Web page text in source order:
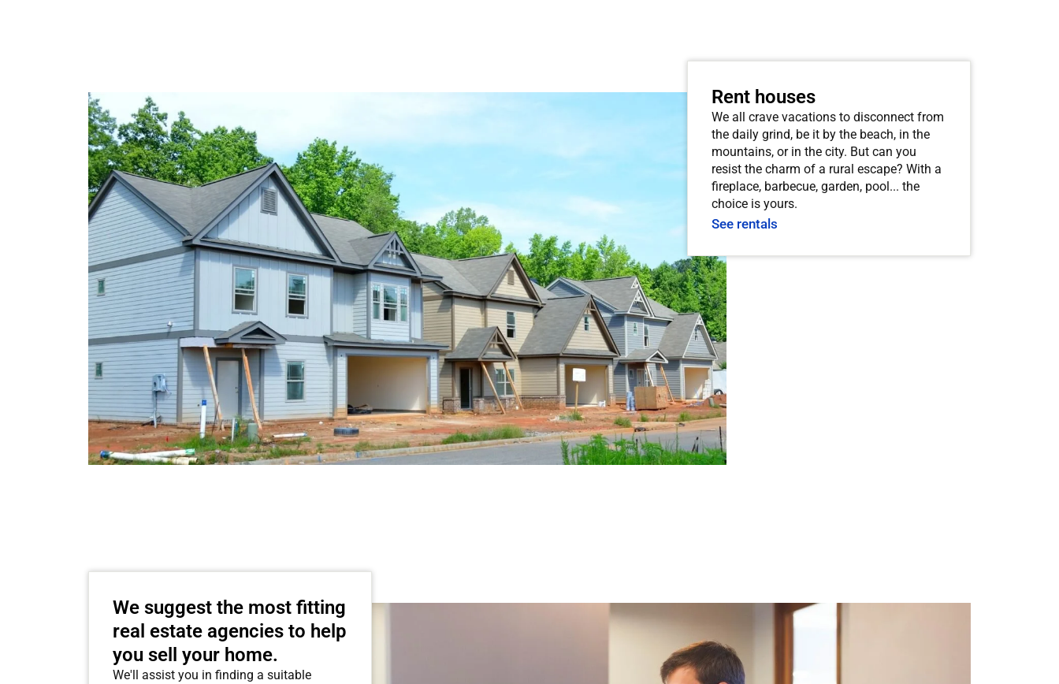
Rent houses
We all crave vacations to disconnect from
the daily grind, be it by the beach, in the
mountains, or in the city. But can you
resist the charm of a rural escape? With a
fireplace, barbecue, garden, pool... the
choice is yours.
See rentals
We suggest the most fitting
real estate agencies to help
you sell your home.
We'll assist you in finding a suitable